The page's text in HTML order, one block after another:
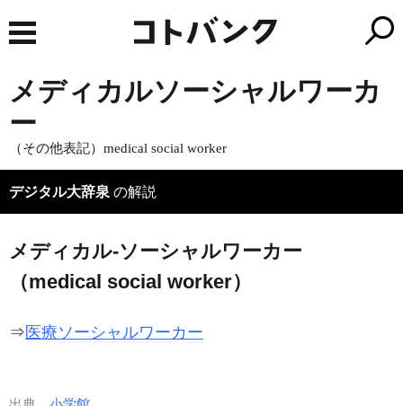
メディカルソーシャルワーカ
ー
（その他表記）medical social worker
デジタル大辞泉 の解説
メディカル‐ソーシャルワーカー
（medical social worker）
⇒ 医療ソーシャルワーカー